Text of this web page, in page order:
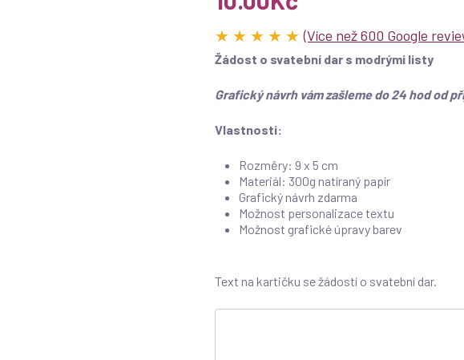
★ ★ ★ ★ ★ (Více než 600 Google
Žádost o svatební dar s modrými listy
Grafický návrh vám zašleme do 24 hod od
Vlastnosti:
Rozměry: 9 x 5 cm
Materiál: 300g natíraný papír
Grafický návrh zdarma
Možnost personalizace textu
Možnost grafické úpravy barev
Text na kartičku se žádostí o svatební dar.